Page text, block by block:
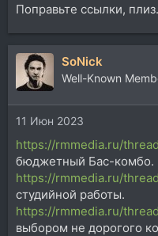
Поправьте ссылки, плиз.
SoNick
Well-Known
11 Июн 2023
https://rmmedia.ru/
бюджетный Бас-комбо.
https://rmmedia.ru/
студийной работы.
https://rmmedia.ru/
выбором не дорогого